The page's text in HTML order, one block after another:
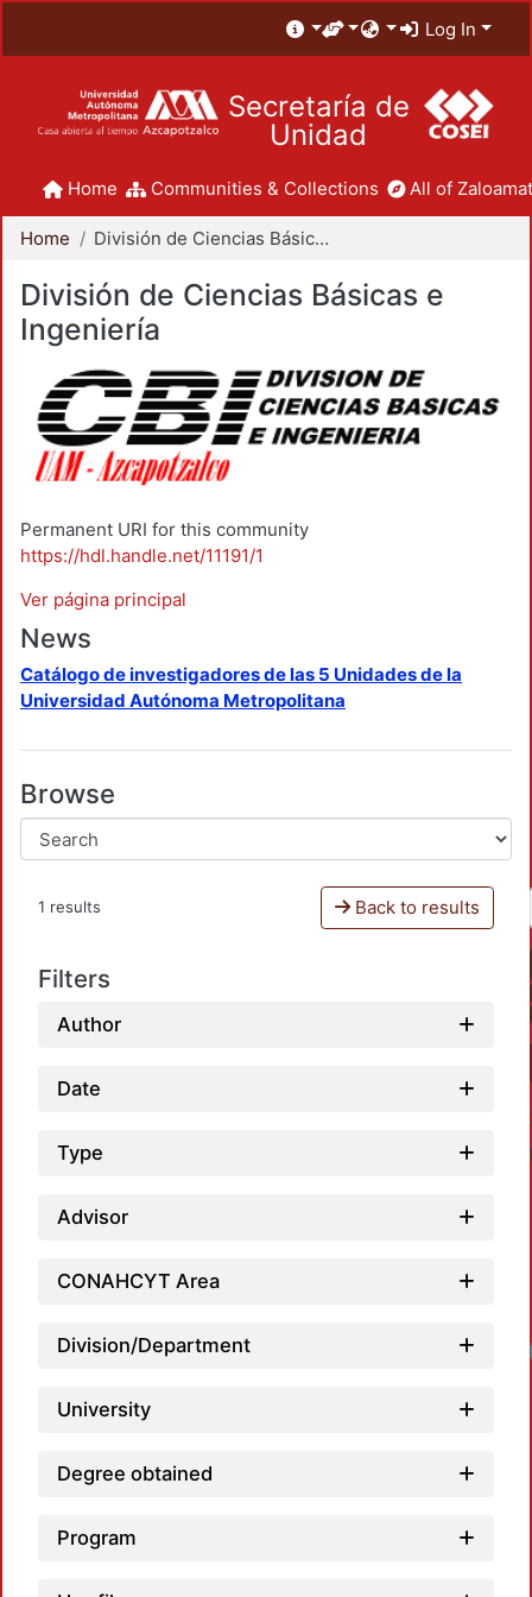
Log In
Secretaría de
Unidad
Home Communities & Collections All of
Home División de Ciencias Básicas e Ingeniería
División de Ciencias Básicas e
Ingeniería
Permanent URI for this community
https://hdl.handle.net/11191/1
Ver página principal
News
Catálogo de investigadores de las 5 Unidades de la
Universidad Autónoma Metropolitana
Browse
1 results Back to results
Filters
Author
Date
Type
Advisor
CONAHCYT Area
Division/Department
University
Degree obtained
Program